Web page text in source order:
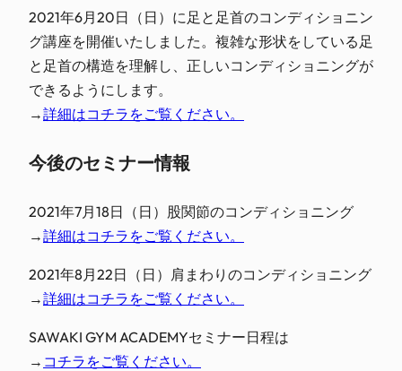
2021年6月20日（日）に足と足首のコンディショニン
グ講座を開催いたしました。複雑な形状をしている足
と足首の構造を理解し、正しいコンディショニングが
できるようにします。
→詳細はコチラをご覧ください。
今後のセミナー情報
2021年7月18日（日）股関節のコンディショニング
→詳細はコチラをご覧ください。
2021年8月22日（日）肩まわりのコンディショニング
→詳細はコチラをご覧ください。
SAWAKI GYM ACADEMYセミナー日程は
→ コチラをご覧ください。